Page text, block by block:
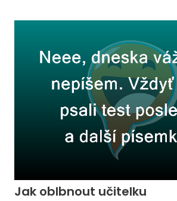
Jak oblbnout učitelku